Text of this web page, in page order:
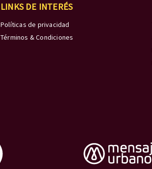
LINKS DE INTERÉS
Políticas de privacidad
Términos & Condiciones